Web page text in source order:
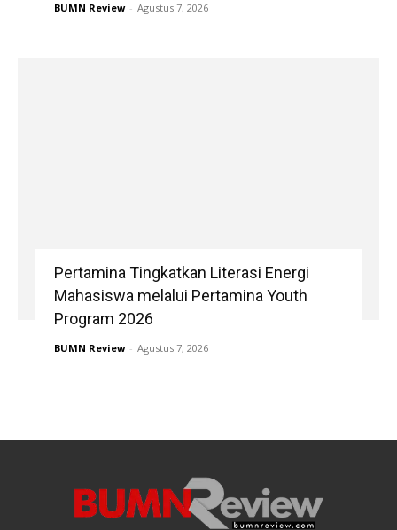
BUMN Review - Agustus 7, 2026
Pertamina Tingkatkan Literasi Energi
Mahasiswa melalui Pertamina Youth
Program 2026
BUMN Review - Agustus 7, 2026